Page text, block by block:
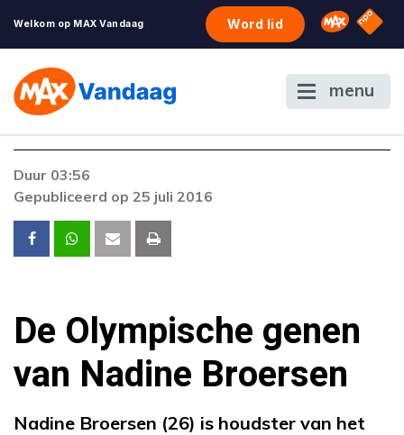
Welkom op MAX Vandaag Word lid Omroep
NPO
menu
Duur 03:56
Gepubliceerd op 25 juli 2016
De Olympische genen
van Nadine Broersen
Nadine Broersen (26) is houdster van het